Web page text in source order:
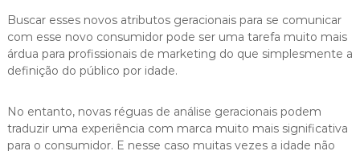
Buscar esses novos atributos geracionais para se comunicar
com esse novo consumidor pode ser uma tarefa muito mais
árdua para profissionais de marketing do que simplesmente a
definição do público por idade.
No entanto, novas réguas de análise geracionais podem
traduzir uma experiência com marca muito mais significativa
para o consumidor. E nesse caso muitas vezes a idade não